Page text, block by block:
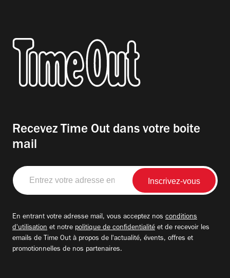
Recevez Time Out dans votre boite
mail
Entrez
votre
adresse
En entrant votre adresse mail, vous acceptez nos conditions
d'utilisation et notre politique de confidentialité et de recevoir les
emails de Time Out à propos de l'actualité, évents, offres et
promotionnelles de nos partenaires.